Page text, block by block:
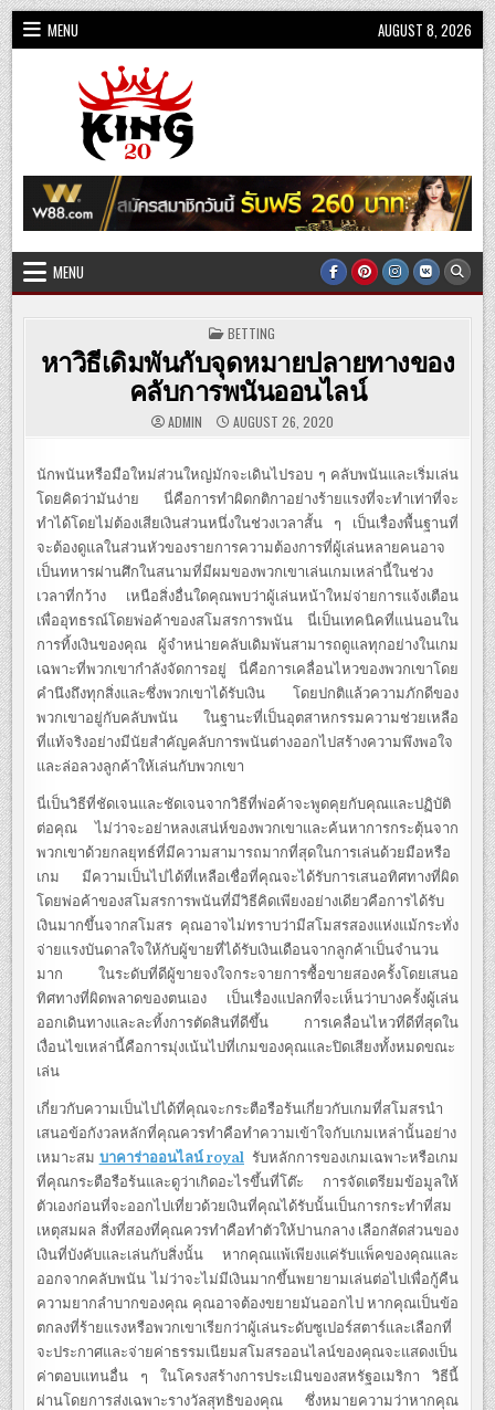
Skip
to
content
MENU AUGUST 8, 2026
King20
MENU
POSTED
IN
BETTING
หาวิธีเดิมพันกับจุดหมายปลายทางของ
คลับการพนันออนไลน์
ADMIN AUGUST 26, 2020
นักพนันหรือมือใหม่ส่วนใหญ่มักจะเดินไปรอบ ๆ คลับพนันและเริ่มเล่น
โดยคิดว่ามันง่าย นี่คือการทำผิดกติกาอย่างร้ายแรงที่จะทำเท่าที่จะ
ทำได้โดยไม่ต้องเสียเงินส่วนหนึ่งในช่วงเวลาสั้น ๆ เป็นเรื่องพื้นฐานที่
จะต้องดูแลในส่วนหัวของรายการความต้องการที่ผู้เล่นหลายคนอาจ
เป็นทหารผ่านศึกในสนามที่มีผมของพวกเขาเล่นเกมเหล่านี้ในช่วง
เวลาที่กว้าง เหนือสิ่งอื่นใดคุณพบว่าผู้เล่นหน้าใหม่จ่ายการแจ้งเตือน
เพื่ออุทธรณ์โดยพ่อค้าของสโมสรการพนัน นี่เป็นเทคนิคที่แน่นอนใน
การทิ้งเงินของคุณ ผู้จำหน่ายคลับเดิมพันสามารถดูแลทุกอย่างในเกม
เฉพาะที่พวกเขากำลังจัดการอยู่ นี่คือการเคลื่อนไหวของพวกเขาโดย
คำนึงถึงทุกสิ่งและซึ่งพวกเขาได้รับเงิน โดยปกติแล้วความภักดีของ
พวกเขาอยู่กับคลับพนัน ในฐานะที่เป็นอุตสาหกรรมความช่วยเหลือ
ที่แท้จริงอย่างมีนัยสำคัญคลับการพนันต่างออกไปสร้างความพึงพอใจ
และล่อลวงลูกค้าให้เล่นกับพวกเขา
นี่เป็นวิธีที่ชัดเจนและชัดเจนจากวิธีที่พ่อค้าจะพูดคุยกับคุณและปฏิบัติ
ต่อคุณ ไม่ว่าจะอย่าหลงเสน่ห์ของพวกเขาและค้นหาการกระตุ้นจาก
พวกเขาด้วยกลยุทธ์ที่มีความสามารถมากที่สุดในการเล่นด้วยมือหรือ
เกม มีความเป็นไปได้ที่เหลือเชื่อที่คุณจะได้รับการเสนอทิศทางที่ผิด
โดยพ่อค้าของสโมสรการพนันที่มีวิธีคิดเพียงอย่างเดียวคือการได้รับ
เงินมากขึ้นจากสโมสร คุณอาจไม่ทราบว่ามีสโมสรสองแห่งแม้กระทั่ง
จ่ายแรงบันดาลใจให้กับผู้ขายที่ได้รับเงินเดือนจากลูกค้าเป็นจำนวน
มาก ในระดับที่ดีผู้ขายจงใจกระจายการซื้อขายสองครั้งโดยเสนอ
ทิศทางที่ผิดพลาดของตนเอง เป็นเรื่องแปลกที่จะเห็นว่าบางครั้งผู้เล่น
ออกเดินทางและละทิ้งการตัดสินที่ดีขึ้น การเคลื่อนไหวที่ดีที่สุดใน
เงื่อนไขเหล่านี้คือการมุ่งเน้นไปที่เกมของคุณและปิดเสียงทั้งหมดขณะ
เล่น
เกี่ยวกับความเป็นไปได้ที่คุณจะกระตือรือร้นเกี่ยวกับเกมที่สโมสรนำ
เสนอข้อกังวลหลักที่คุณควรทำคือทำความเข้าใจกับเกมเหล่านั้นอย่าง
เหมาะสม บาคาร่าออนไลน์ royal
รับหลักการของเกมเฉพาะหรือเกม
ที่คุณกระตือรือร้นและดูว่าเกิดอะไรขึ้นที่โต๊ะ การจัดเตรียมข้อมูลให้
ตัวเองก่อนที่จะออกไปเที่ยวด้วยเงินที่คุณได้รับนั้นเป็นการกระทำที่สม
เหตุสมผล สิ่งที่สองที่คุณควรทำคือทำตัวให้ปานกลาง เลือกสัดส่วนของ
เงินที่บังคับและเล่นกับสิ่งนั้น หากคุณแพ้เพียงแค่รับแพ็คของคุณและ
ออกจากคลับพนัน ไม่ว่าจะไม่มีเงินมากขึ้นพยายามเล่นต่อไปเพื่อกู้คืน
ความยากลำบากของคุณ คุณอาจต้องขยายมันออกไป หากคุณเป็นข้อ
ตกลงที่ร้ายแรงหรือพวกเขาเรียกว่าผู้เล่นระดับซูเปอร์สตาร์และเลือกที่
จะประกาศและจ่ายค่าธรรมเนียมสโมสรออนไลน์ของคุณจะแสดงเป็น
ค่าตอบแทนอื่น ๆ ในโครงสร้างการประเมินของสหรัฐอเมริกา วิธีนี้
ผ่านโดยการส่งเฉพาะรางวัลสุทธิของคุณ ซึ่งหมายความว่าหากคุณ